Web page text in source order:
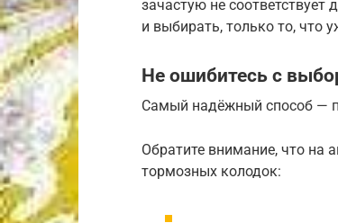
зачастую не соответствует
и выбирать, только то, что
Не ошибитесь с
Самый надёжный способ —
Обратите внимание, что на
тормозных колодок: